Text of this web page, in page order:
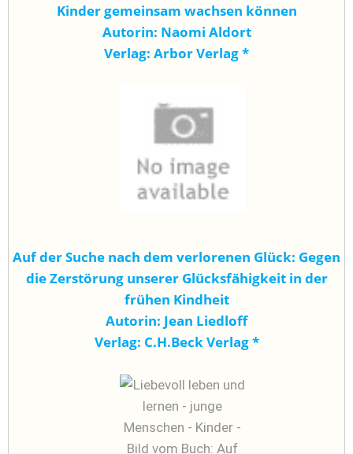
Kinder gemeinsam wachsen können
Autorin: Naomi Aldort
Verlag: Arbor Verlag*
Auf der Suche nach dem verlorenen Glück: Gegen
die Zerstörung unserer Glücksfähigkeit in der
frühen Kindheit
Autorin: Jean Liedloff
Verlag: C.H.Beck Verlag*